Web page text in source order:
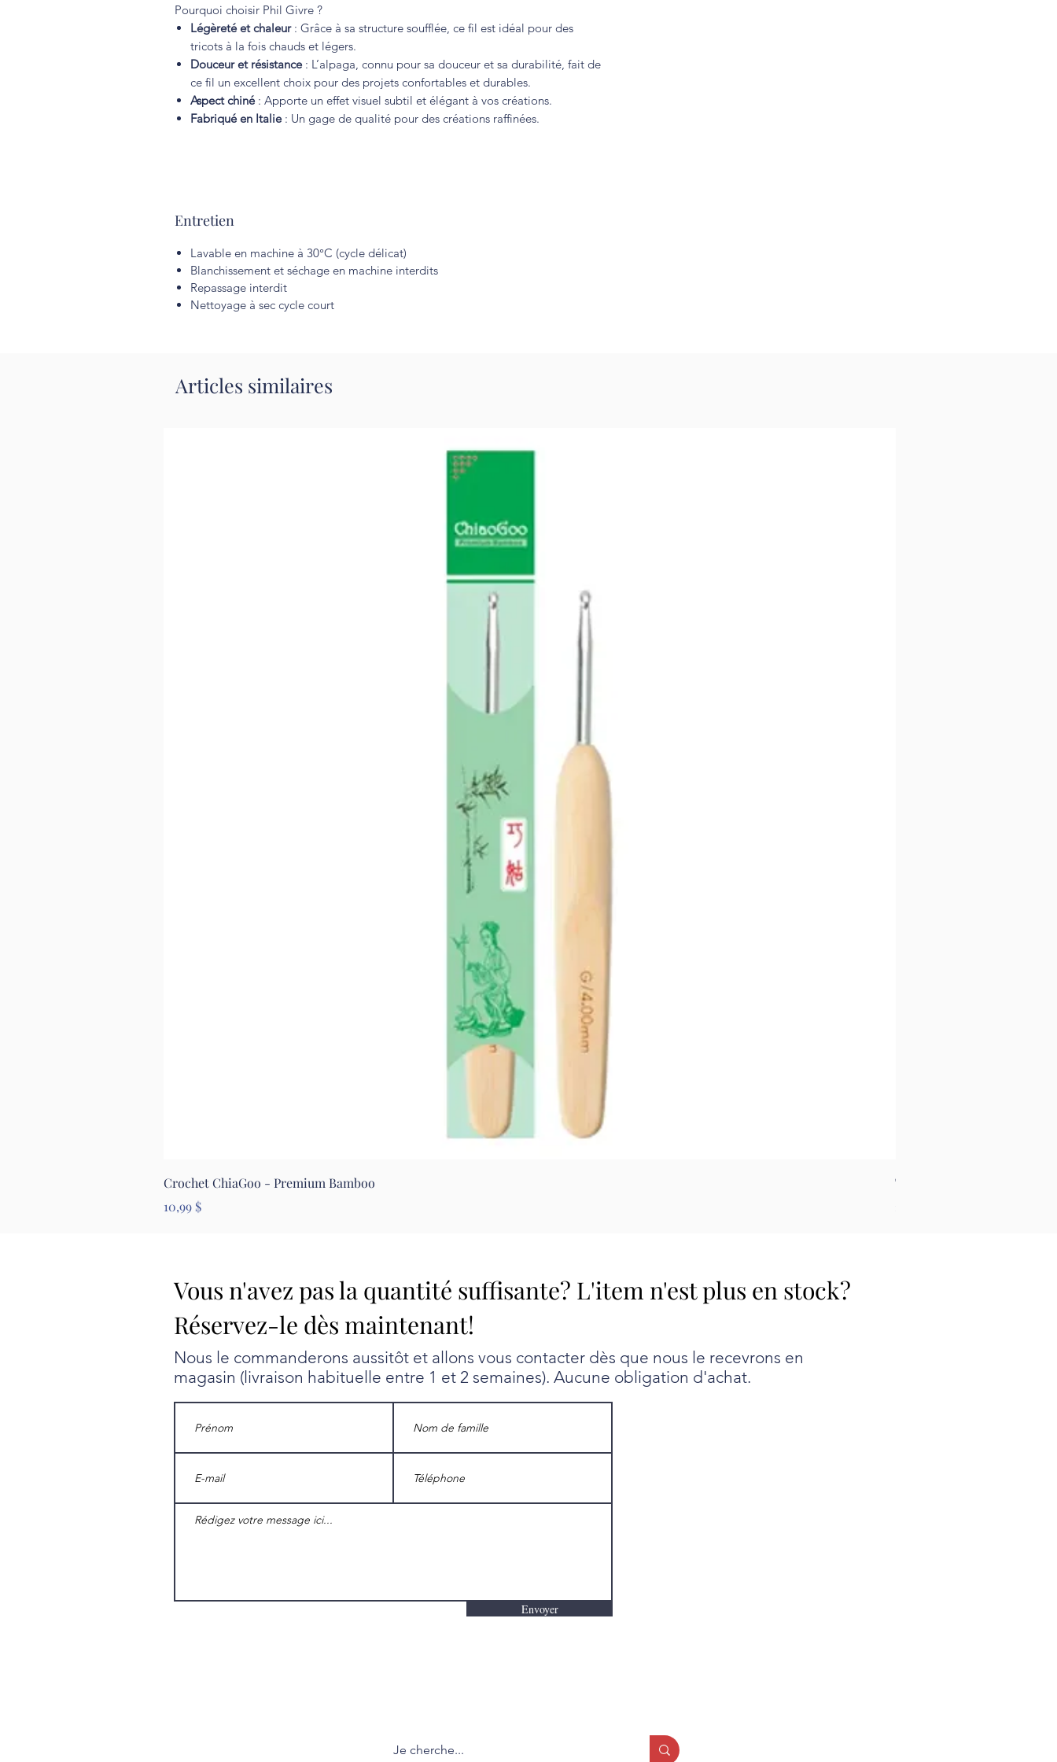
Pourquoi choisir Phil Givre ?
Légèreté et chaleur: Grâce à sa structure soufflée, ce fil est idéal pour des
tricots à la fois chauds et légers.
Douceur et résistance: L’alpaga, connu pour sa douceur et sa durabilité, fait de
ce fil un excellent choix pour des projets confortables et durables.
Aspect chiné: Apporte un effet visuel subtil et élégant à vos créations.
Fabriqué en Italie: Un gage de qualité pour des créations raffinées.
Entretien
Lavable en machine à 30°C (cycle délicat)
Blanchissement et séchage en machine interdits
Repassage interdit
Nettoyage à sec cycle court
Articles similaires
Crochet ChiaGoo - Premium Bamboo
Prix
10,99 $
Tapis pour le feutrage -
Vous n'avez pas la quantité suffisante? L'item n'est plus en stock?
Réservez-le dès maintenant!
Nous le commanderons aussitôt et allons vous contacter dès que nous le recevrons en
magasin (livraison habituelle entre 1 et 2 semaines). Aucune obligation d'achat.
Envoyer